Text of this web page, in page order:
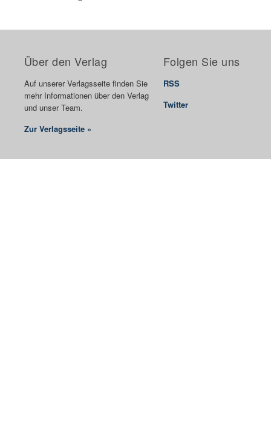
Über den Verlag
Auf unserer Verlagsseite finden Sie
mehr Informationen über den Verlag
und unser Team.
Zur Verlagsseite »
Folgen Sie uns
RSS
Twitter